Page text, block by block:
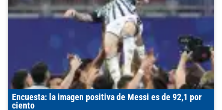
Encuesta: la imagen positiva de Messi es de 92,1 por
ciento